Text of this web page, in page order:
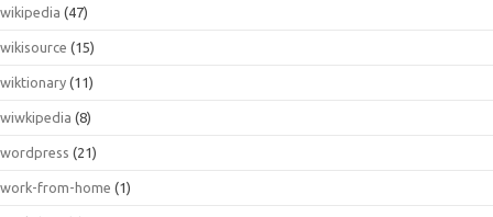
wikipedia (47)
wikisource (15)
wiktionary (11)
wiwkipedia (8)
wordpress (21)
work-from-home (1)